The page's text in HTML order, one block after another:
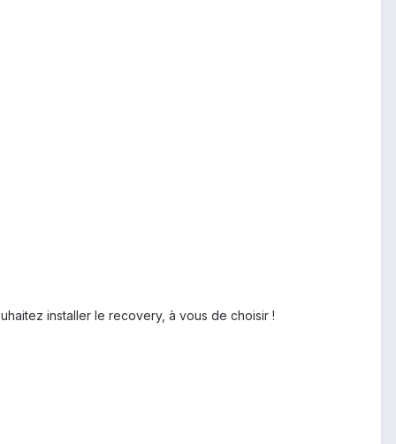
installer le recovery, à vous de choisir !